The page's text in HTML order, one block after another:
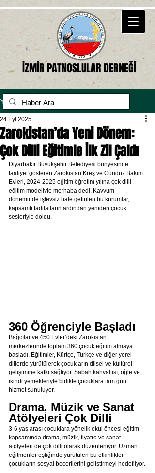
İZMİR PATNOSLULAR DERNEĞİ
Yazı
Zarokistan’da Yeni Dönem:
Çok Dilli Eğitimle İlk Zil Çaldı
24 Eyl 2025
Diyarbakır Büyükşehir Belediyesi bünyesinde
faaliyet gösteren Zarokistan Kreş ve Gündüz Bakım
Evleri, 2024-2025 eğitim öğretim yılına çok dilli
eğitim modeliyle merhaba dedi. Kayyum
döneminde işlevsiz hale getirilen bu kurumlar,
kapsamlı tadilatların ardından yeniden çocuk
sesleriyle doldu.
360 Öğrenciyle Başladı
Bağcılar ve 450 Evler’deki Zarokistan
merkezlerinde toplam 360 çocuk eğitim almaya
başladı. Eğitimler, Kürtçe, Türkçe ve diğer yerel
dillerde yürütülerek çocukların dilsel ve kültürel
gelişimine katkı sağlıyor. Sabah kahvaltısı, öğle ve
ikindi yemekleriyle birlikte çocuklara tam gün
hizmet sunuluyor.
Drama, Müzik ve Sanat
Atölyeleri Çok Dilli
3-6 yaş arası çocuklara yönelik okul öncesi eğitim
kapsamında drama, müzik, tiyatro ve sanat
atölyeleri de çok dilli olarak düzenleniyor. Uzman
eğitmenler eşliğinde yürütülen bu etkinlikler,
çocukların sosyal becerilerini geliştirmeyi hedefliyor.